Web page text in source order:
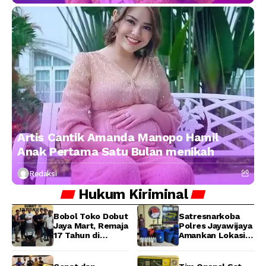
Artis Cantik Amanda Manopo Hamil
Anak Pertama Satu Bulan menikah
Redaksi
Hukum Kiriminal
Bobol Toko Dobut
Jaya Mart, Remaja
17 Tahun di
URC Resmob
Satresnarkoba
Polres Jayawijaya
Amankan Lokasi
Wamena